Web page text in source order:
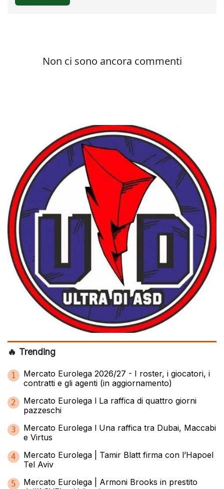
🔥 Trending
1
Mercato Eurolega 2026/27 - I roster, i giocatori, i
contratti e gli agenti (in aggiornamento)
2
Mercato Eurolega l La raffica di quattro giorni
pazzeschi
3
Mercato Eurolega l Una raffica tra Dubai, Maccabi
e Virtus
4
Mercato Eurolega | Tamir Blatt firma con l’Hapoel
Tel Aviv
5
Mercato Eurolega | Armoni Brooks in prestito